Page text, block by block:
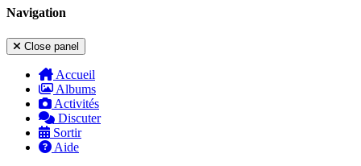
Navigation
Close panel
Accueil
Albums
Activités
Discuter
Sortir
Aide